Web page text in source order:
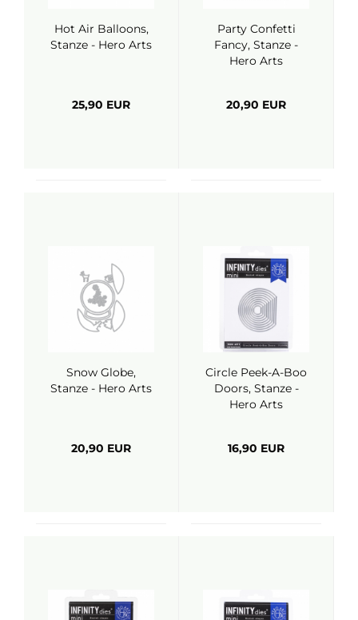
Hot Air Balloons,
Stanze - Hero Arts
25,90 EUR
Party Confetti
Fancy, Stanze -
Hero Arts
20,90 EUR
Snow Globe,
Stanze - Hero Arts
20,90 EUR
Circle Peek-A-Boo
Doors, Stanze -
Hero Arts
16,90 EUR